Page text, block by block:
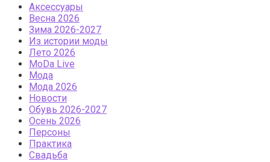
Аксессуары
Весна 2026
Зима 2026-2027
Из истории моды
Лето 2026
МоDа Live
Мода
Мода 2026
Новости
Обувь 2026-2027
Осень 2026
Персоны
Практика
Свадьба